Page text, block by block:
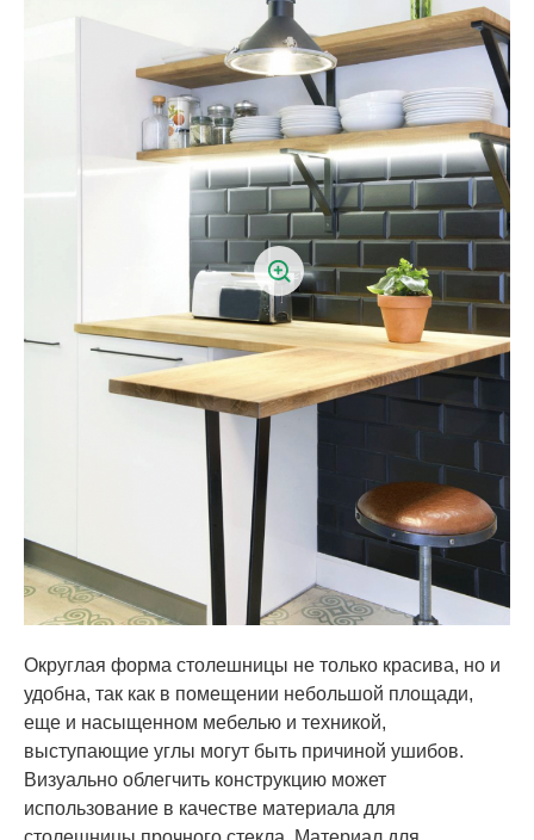
Округлая форма столешницы не только красива, но и
удобна, так как в помещении небольшой площади,
еще и насыщенном мебелью и техникой,
выступающие углы могут быть причиной ушибов.
Визуально облегчить конструкцию может
использование в качестве материала для